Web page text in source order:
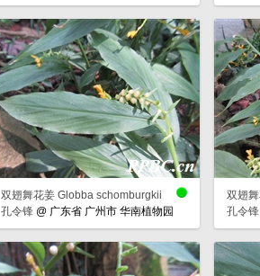
双翅舞花姜 Globba schomburgkii
孔令锋 @广东省 广州市 华南植物园
双翅
孔令锋